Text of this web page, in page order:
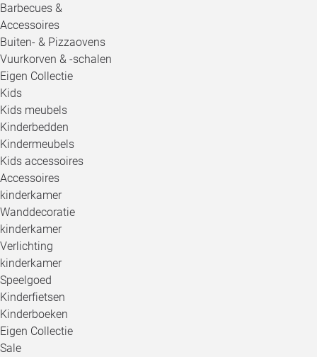
Barbecues &
Accessoires
Buiten- & Pizzaovens
Vuurkorven & -schalen
Eigen Collectie
Kids
Kids meubels
Kinderbedden
Kindermeubels
Kids accessoires
Accessoires
kinderkamer
Wanddecoratie
kinderkamer
Verlichting
kinderkamer
Speelgoed
Kinderfietsen
Kinderboeken
Eigen Collectie
Sale